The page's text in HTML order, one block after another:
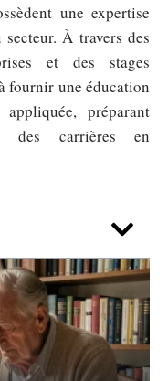
une expertise
À travers des
et des stages
fournir une éducation
préparant
des carrières en